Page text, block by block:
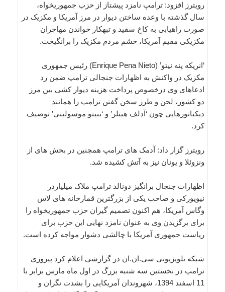
رویترز افزود: ترامپ نامزد پیشتاز از حزب جمهوریخواه،
سال گذشته با وعده ساختن دیوار در مرز آمریکا و مکزیک در
صورت راهیابی به کاخ سفید و تبهکار خواندن مهاجران
مکزیکی مقیم آمریکا، خشم مردم مکزیک را برانگیخت.
‘انریکه پنه نیتو’ (Enrique Pena Nieto) رئیس جمهوری
مکزیک در واکنش به اظهارات جنجالی ترامپ ضمن رد
ادعاهای وی درخصوص پرداخت هزینه دیوار کشی بین مرز
دو کشور، لحن و طرز سخن گفتن ترامپ را همانند
دیکتاتورهایی چون ‘آدلف هیتلر’ و ‘بنیتو موسولینی’ توصیف
کرد.
رویترز گزار داد: آدمک های ترامپ همچنین در بخش های از
ونزوئلا و یونان نیز به آتش کشیده شد.
اظهارات جنجال برانگیز دونالد ترامپ ملاک میلیاردر
نیویورکی و صاحب یکی از بزرگترین قمارخانه های لاس
وگاس آمریکا، هم اکنون تصمیم گیران حزب جمهوریخواه را
برای برگزیدن وی به عنوان نامزد نهایی این حزب برای
ریاست جمهوری آمریکا با چالشی دشوار مواجه کرده است.
شبکه تلویزیونی سی.ان.ان در گزارشی اعلام کرد پیروزی
ترامپ در نخستین سه شنبه بزرگ در اول ماه مارس برابر با
11 اسفند 1394، شهروندان آمریکایی را بشدت نگران و